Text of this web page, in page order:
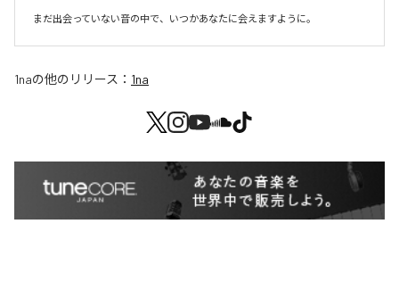
まだ出会っていない音の中で、いつかあなたに会えますように。
1naの他のリリース： 1na